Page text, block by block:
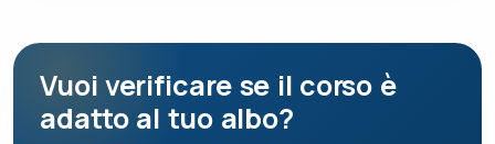
Vuoi verificare se il corso è
adatto al tuo albo?